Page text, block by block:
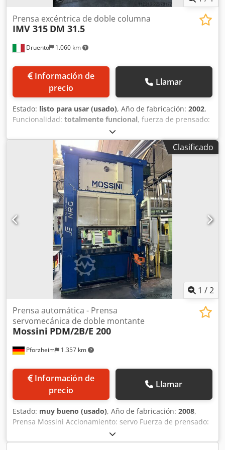
Druento 1.060 km
Prensa excéntrica de doble columna
IMV 315 DM 31.5
Información de
precio
Llamar
Estado: listo para usar (usado), Año de fabricación: 2002,
Funcionalidad: totalmente funcional, fuerza de prensado:
, Equipamiento:
Dimensión del plano (x-y/mm) 2150 x 1200 Dedpozi Rbbofx
Algekr Dimensiones del carro X-Y (mm) 2000 x 1200 Carrera
(mm) 300 Ajuste del carro (mm) 200 Golpes por minuto 5 -
50 Dimensiones de la ventana lateral (x-y/mm) 800
Clasificado
1 /2
Pforzheim 1.357 km
Prensa automática - Prensa
servomecánica de doble montante
Mossini PDM/2B/E 200
Información de
precio
Llamar
Estado: muy bueno (usado), Año de fabricación: 2008,
Prensa Mossini Accionamiento: servo Fuerza de prensado:
2.000 kN Dkjdpfxozl R Hvj Algsr Ajuste de la carrera: 20 -
100 mm Número de carreras: 30 - 90 1/min Ajuste del